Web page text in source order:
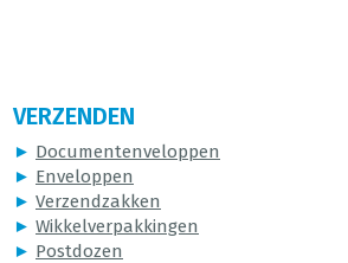
VERZENDEN
► Documentenveloppen
► Enveloppen
► Verzendzakken
► Wikkelverpakkingen
► Postdozen